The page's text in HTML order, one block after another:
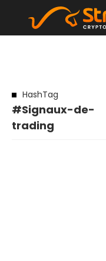
HashTag
#Signaux-de-
trading